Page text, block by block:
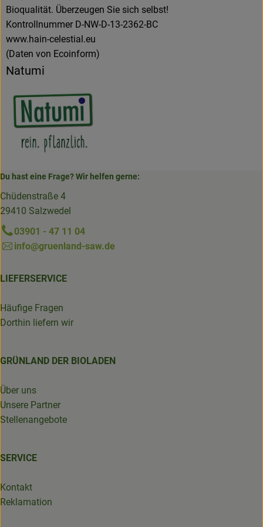
Bioqualität. Überzeugen Sie sich selbst!
Kontrollnummer D-NW-D-13-2362-BC
www.hain-celestial.eu
(Daten von Ecoinform)
Natumi
Du hast eine Frage? Wir helfen gerne:
Chüdenstraße 4
29410 Salzwedel
03901 - 47 11 04
info@gruenland-saw.de
LIEFERSERVICE
Häufige Fragen
Dorthin liefern wir
GRÜNLAND DER BIOLADEN
Über uns
Unsere Partner
Stellenangebote
SERVICE
Kontakt
Reklamation